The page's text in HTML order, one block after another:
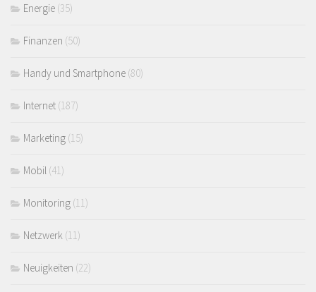
Energie (35)
Finanzen (50)
Handy und Smartphone (80)
Internet (187)
Marketing (15)
Mobil (41)
Monitoring (11)
Netzwerk (11)
Neuigkeiten (22)